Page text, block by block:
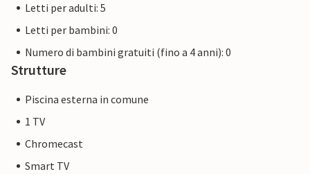
Letti per adulti: 5
Letti per bambini: 0
Numero di bambini gratuiti (fino a 4 anni): 0
Strutture
Piscina esterna in comune
1 TV
Chromecast
Smart TV